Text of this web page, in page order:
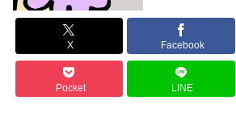
X Facebook
Pocket LINE